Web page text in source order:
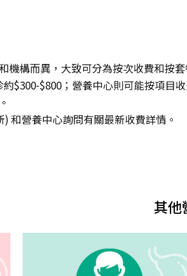
機構而異，大致可分為按次收費和按
$300-$800；營養中心則可能按項目
和營養中心詢問有關最新收費詳情。
其他